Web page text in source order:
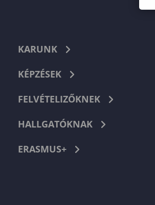
KARUNK
KÉPZÉSEK
FELVÉTELIZŐKNEK
HALLGATÓKNAK
ERASMUS+